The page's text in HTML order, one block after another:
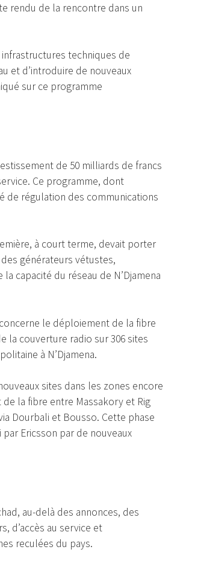
rendu de la rencontre dans un
techniques de
et d’introduire de nouveaux
sur ce programme
de 50 milliards de francs
Ce programme, dont
de régulation des communications
à court terme, devait porter
générateurs vétustes,
capacité du réseau de N’Djamena
concerne le déploiement de la fibre
la couverture radio sur 306 sites
à N’Djamena.
sites dans les zones encore
la fibre entre Massakory et Rig
Dourbali et Bousso. Cette phase
Ericsson par de nouveaux
au-delà des annonces, des
d’accès au service et
reculées du pays.